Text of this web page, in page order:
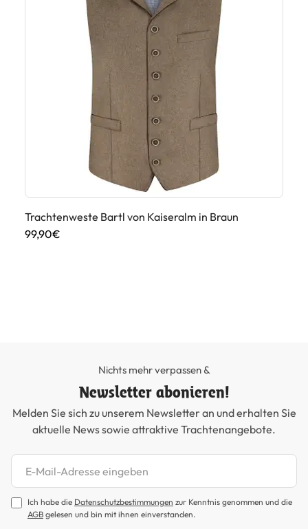
Trachtenweste Bartl von Kaiseralm in Braun
99,90€
Nichts mehr verpassen &
Newsletter abonieren!
Melden Sie sich zu unserem Newsletter an und erhalten Sie
aktuelle News sowie attraktive Trachtenangebote.
Newsletter abonnieren
Ich habe die Datenschutzbestimmungen zur Kenntnis genommen und die
AGB gelesen und bin mit ihnen einverstanden.